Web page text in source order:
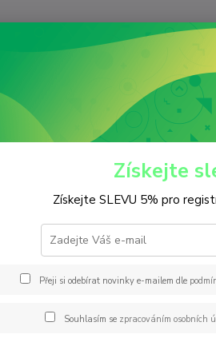
Ostatní (čistič,odrezovač.....)
Kč Od
Novinka Akce
Získejte
Získejte SLEVU 5% pro
Přeji si odebírat novinky e-mailem dle
Souhlasím se zpracováním osobních